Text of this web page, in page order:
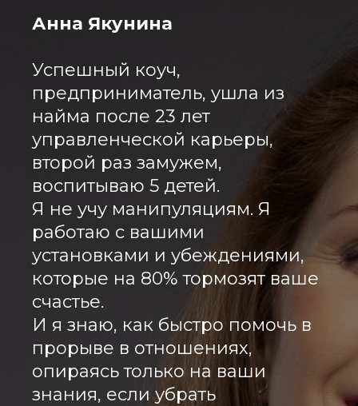
Анна Якунина
Успешный коуч,
предприниматель, ушла из
найма после 23 лет
управленческой карьеры,
второй раз замужем,
воспитываю 5 детей.
Я не учу манипуляциям. Я
работаю с вашими
установками и убеждениями,
которые на 80% тормозят ваше
счастье.
И я знаю, как быстро помочь в
прорыве в отношениях,
опираясь только на ваши
знания, если убрать